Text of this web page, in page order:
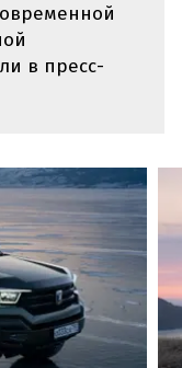
в пресс-